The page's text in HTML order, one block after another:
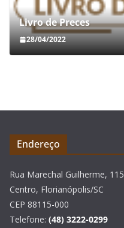
Livro de Preces
28/04/2022
Endereço
Rua Marechal Guilherme, 115
Centro, Florianópolis/SC
CEP 88115-000
Telefone: (48) 3222-0299